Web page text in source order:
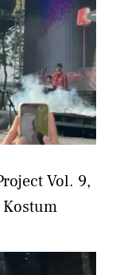
Vol. 9,